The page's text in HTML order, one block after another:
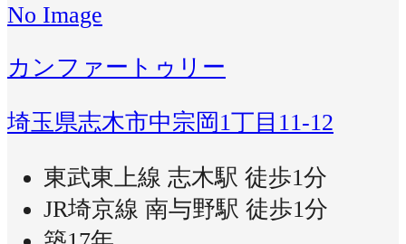
No Image
カンファートゥリー
埼玉県志木市中宗岡1丁目11-12
東武東上線 志木駅 徒歩1分
JR埼京線 南与野駅 徒歩1分